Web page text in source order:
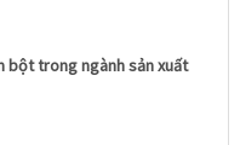
bột trong ngành sản xuất